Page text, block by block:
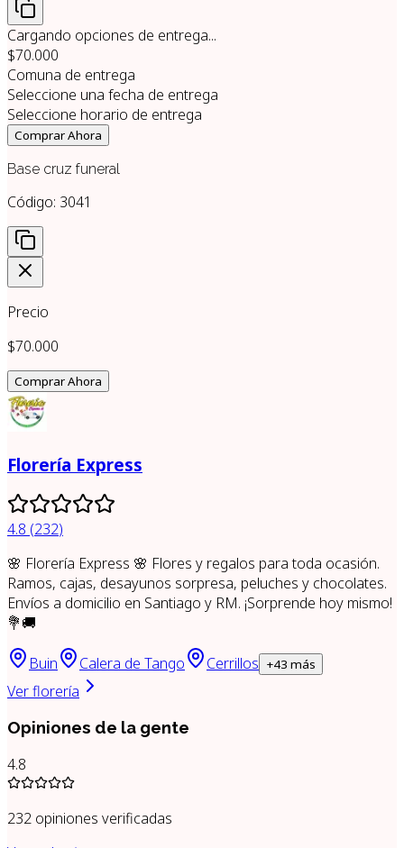
Cargando opciones de entrega...
$70.000
Comuna de entrega
Seleccione una fecha de entrega
Seleccione horario de entrega
Comprar Ahora
Base cruz funeral
Código: 3041
Precio
$70.000
Comprar Ahora
Florería Express
4.8 (232)
🌸 Florería Express 🌸 Flores y regalos para toda ocasión.
Ramos, cajas, desayunos sorpresa, peluches y chocolates.
Envíos a domicilio en Santiago y RM. ¡Sorprende hoy mismo!
💐🚚
Buin Calera de Tango Cerrillos +43 más
Ver florería
Opiniones de la gente
4.8
232 opiniones verificadas